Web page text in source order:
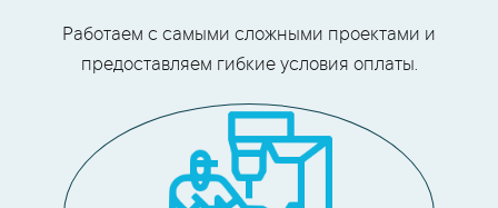
Работаем с самыми сложными проектами и
предоставляем гибкие условия оплаты.